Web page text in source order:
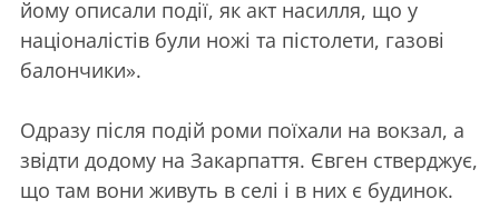
йому описали події, як акт насилля, що у
націоналістів були ножі та пістолети, газові
балончики».
Одразу після подій роми поїхали на вокзал, а
звідти додому на Закарпаття. Євген стверджує,
що там вони живуть в селі і в них є будинок.